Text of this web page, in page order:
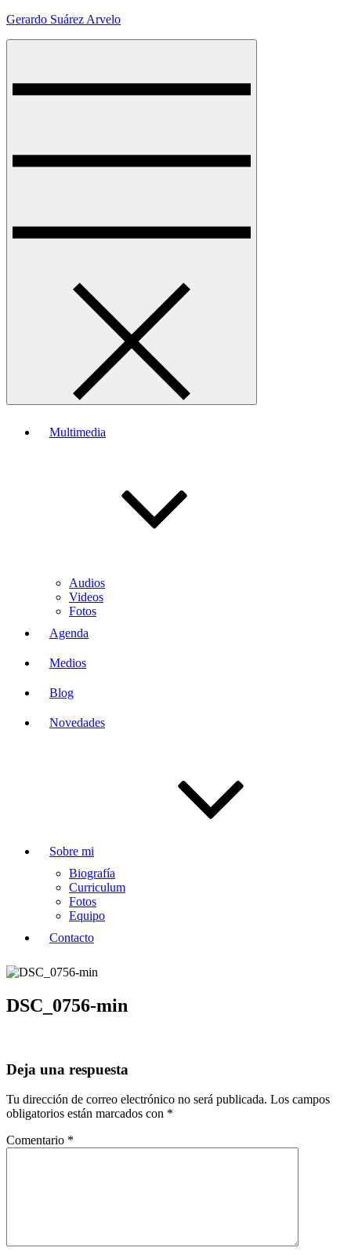
Skip
Gerardo Suárez Arvelo
Multimedia
Audios
Videos
Fotos
Agenda
Medios
Blog
Novedades
Sobre mi
Biografía
Curriculum
Fotos
Equipo
Contacto
DSC_0756-min
Deja una respuesta
Tu dirección de correo electrónico no será publicada. Los campos
obligatorios están marcados con *
Comentario *